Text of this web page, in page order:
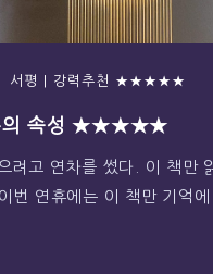
서평 | 강력추천 ★★★★★
의 속성 ★★★★★
려고 연차를 썼다. 이 책만
번 연휴에는 이 책만 기억에